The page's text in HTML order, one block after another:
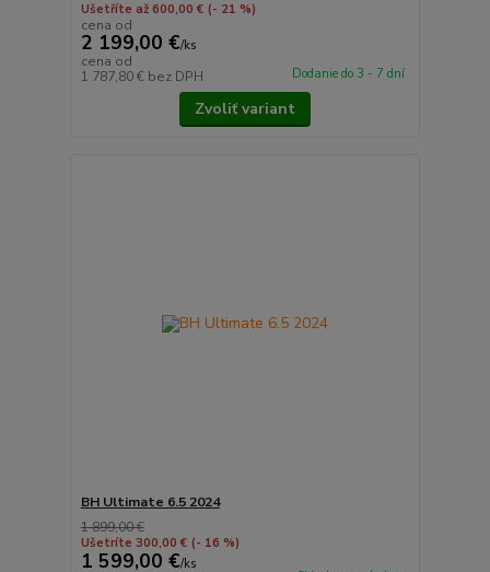
Ušetříte až 600,00 € (- 21 %)
cena od
2 199,00 €/ks
cena od
1 787,80 € bez DPH Dodanie do 3 - 7 dní
Zvoliť variant
BH Ultimate 6.5 2024
1 899,00 €
Ušetríte 300,00 € (- 16 %)
1 599,00 €/ks